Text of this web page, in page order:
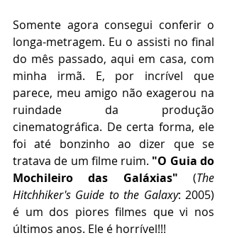
Somente agora consegui conferir o
longa-metragem. Eu o assisti no final
do mês passado, aqui em casa, com
minha irmã. E, por incrível que
parece, meu amigo não exagerou na
ruindade da produção
cinematográfica. De certa forma, ele
foi até bonzinho ao dizer que se
tratava de um filme ruim. "O Guia do
Mochileiro das Galáxias" (The
Hitchhiker's Guide to the Galaxy: 2005)
é um dos piores filmes que vi nos
últimos anos. Ele é horrível!!!